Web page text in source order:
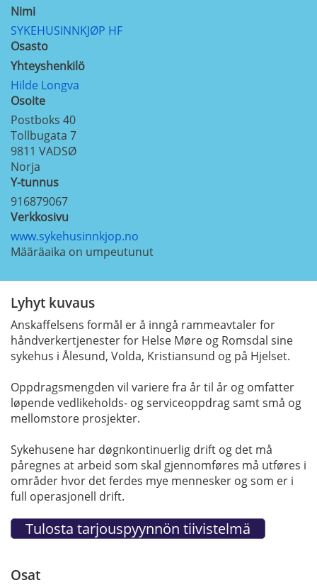
Nimi
SYKEHUSINNKJØP HF
Osasto
Yhteyshenkilö
Hilde Longva
Osoite
Postboks 40
Tollbugata 7
9811 VADSØ
Norja
Y-tunnus
916879067
Verkkosivu
www.sykehusinnkjop.no
Määräaika on umpeutunut
Lyhyt kuvaus
Anskaffelsens formål er å inngå rammeavtaler for
håndverkertjenester for Helse Møre og Romsdal sine
sykehus i Ålesund, Volda, Kristiansund og på Hjelset.
Oppdragsmengden vil variere fra år til år og omfatter
løpende vedlikeholds- og serviceoppdrag samt små og
mellomstore prosjekter.
Sykehusene har døgnkontinuerlig drift og det må
påregnes at arbeid som skal gjennomføres må utføres i
områder hvor det ferdes mye mennesker og som er i
full operasjonell drift.
Osat